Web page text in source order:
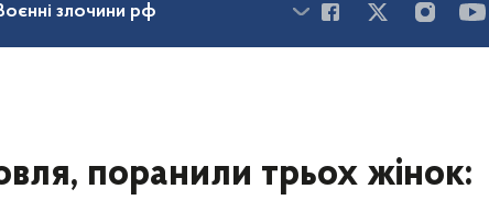
злочини рф
поранили трьох жінок: